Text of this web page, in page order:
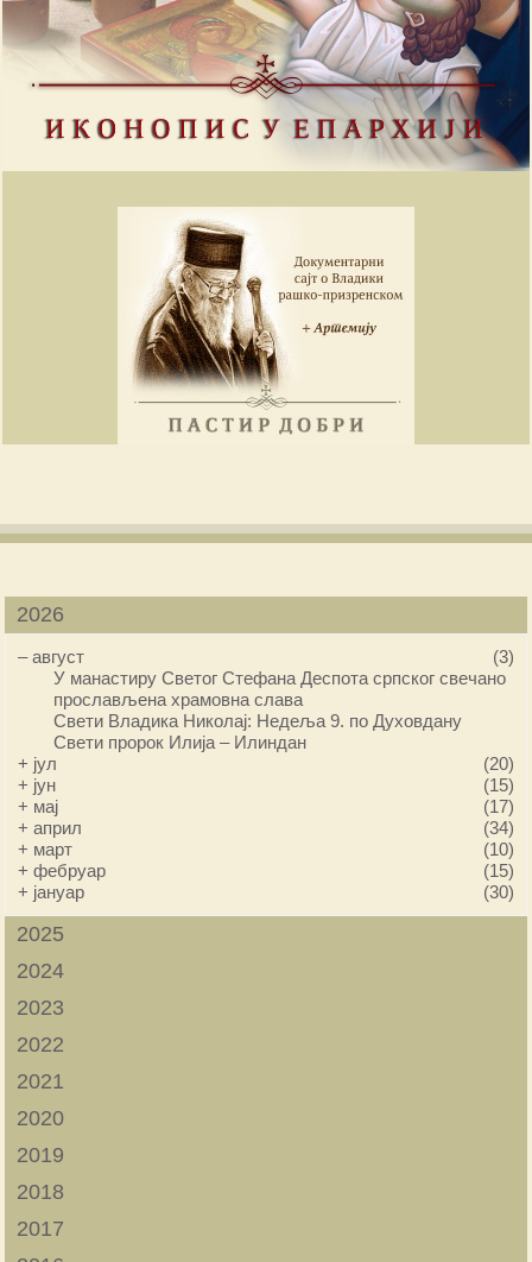
2026
–август
(3)
У манастиру Светог Стефана Деспота српског свечано
прослављена храмовна слава
Свети Владика Николај: Недеља 9. по Духовдану
Свети пророк Илија – Илиндан
+ јул
(20)
+ јун
(15)
+ мај
(17)
+април
(34)
+ март
(10)
+фебруар
(15)
+ јануар (30)
2025
2024
2023
2022
2021
2020
2019
2018
2017